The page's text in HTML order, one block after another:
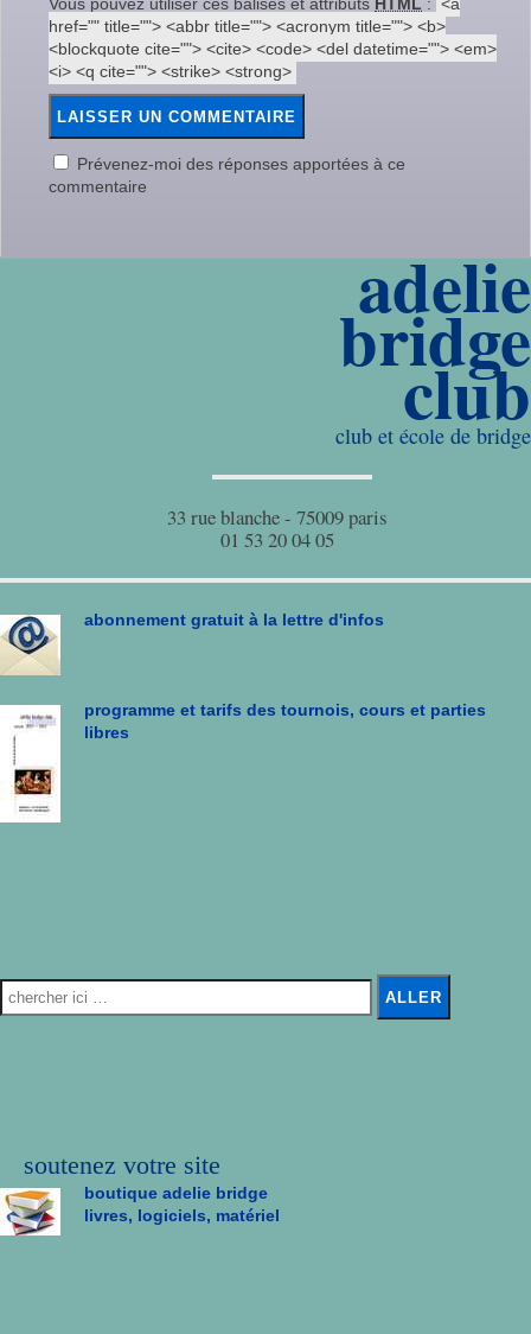
href="" title=""> <abbr title=""> <acronym title=""> <b>
<blockquote cite=""> <cite> <code> <del datetime=""> <em>
<i> <q cite=""> <strike> <strong>
Prévenez-moi des réponses apportées à ce
commentaire
adelie
bridge
club
club et école de bridge
33 rue blanche - 75009 paris
01 53 20 04 05
abonnement gratuit à la lettre d'infos
programme et tarifs des tournois, cours et parties
libres
soutenez votre site
boutique adelie bridge
livres, logiciels, matériel